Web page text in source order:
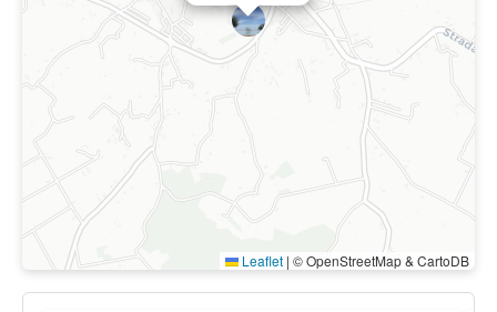
Leaflet | © OpenStreetMap & CartoDB